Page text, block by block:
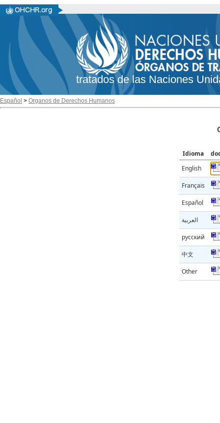
tratados de las Naciones
Español > Organos de Derechos Humanos
Idioma
English
Français
Español
العربية
русский
中文
Other